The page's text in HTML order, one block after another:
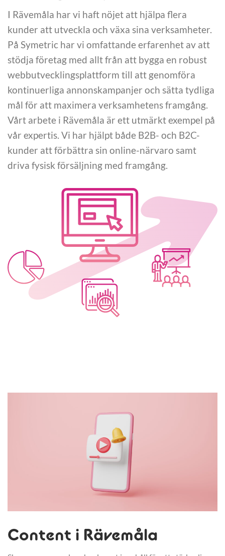
I Rävemåla har vi haft nöjet att hjälpa flera
kunder att utveckla och växa sina verksamheter.
På Symetric har vi omfattande erfarenhet av att
stödja företag med allt från att bygga en robust
webbutvecklingsplattform till att genomföra
kontinuerliga annonskampanjer och sätta tydliga
mål för att maximera verksamhetens framgång.
Vårt arbete i Rävemåla är ett utmärkt exempel på
vår expertis. Vi har hjälpt både B2B- och B2C-
kunder att förbättra sin online-närvaro samt
driva fysisk försäljning med framgång.
Content i Rävemåla